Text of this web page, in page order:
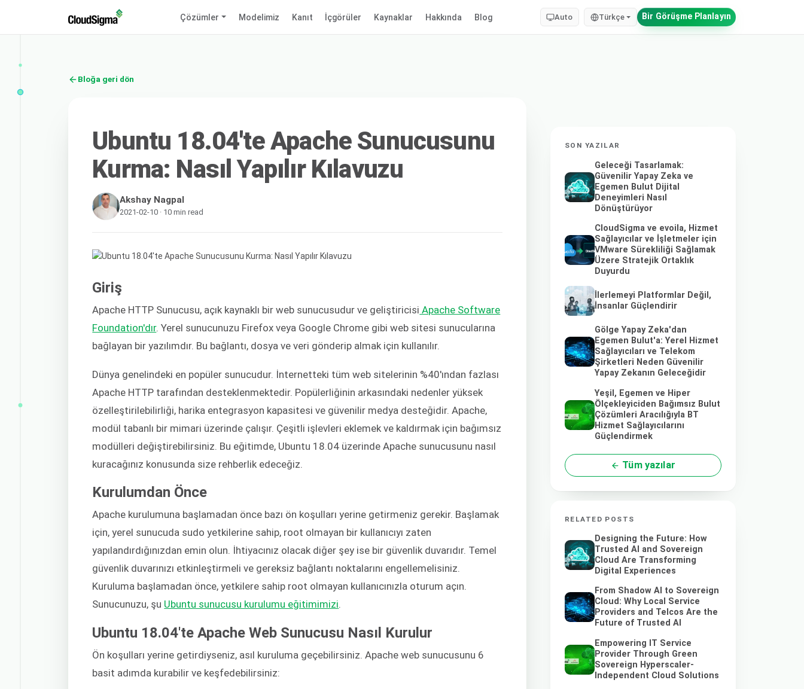
Çözümler Modelimiz Kanıt İçgörüler Kaynaklar Hakkında Blog Auto Türkçe Bir Görüşme Planlayın
Bloğa geri dön
Ubuntu 18.04'te Apache Sunucusunu
Kurma: Nasıl Yapılır Kılavuzu
Akshay Nagpal
2021-02-10 · 10 min read
Giriş
Apache HTTP Sunucusu, açık kaynaklı bir web sunucusudur ve geliştiricisi Apache Software
Foundation'dır. Yerel sunucunuzu Firefox veya Google Chrome gibi web sitesi sunucularına
bağlayan bir yazılımdır. Bu bağlantı, dosya ve veri gönderip almak için kullanılır.
Dünya genelindeki en popüler sunucudur. İnternetteki tüm web sitelerinin %40'ından fazlası
Apache HTTP tarafından desteklenmektedir. Popülerliğinin arkasındaki nedenler yüksek
özelleştirilebilirliği, harika entegrasyon kapasitesi ve güvenilir medya desteğidir. Apache,
modül tabanlı bir mimari üzerinde çalışır. Çeşitli işlevleri eklemek ve kaldırmak için bağımsız
modülleri değiştirebilirsiniz. Bu eğitimde, Ubuntu 18.04 üzerinde Apache sunucusunu nasıl
kuracağınız konusunda size rehberlik edeceğiz.
Kurulumdan Önce
Apache kurulumuna başlamadan önce bazı ön koşulları yerine getirmeniz gerekir. Başlamak
için, yerel sunucuda sudo yetkilerine sahip, root olmayan bir kullanıcıyı zaten
yapılandırdığınızdan emin olun. İhtiyacınız olacak diğer şey ise bir güvenlik duvarıdır. Temel
güvenlik duvarınızı etkinleştirmeli ve gereksiz bağlantı noktalarını engellemelisiniz.
Kuruluma başlamadan önce, yetkilere sahip root olmayan kullanıcınızla oturum açın.
Sunucunuzu, şu Ubuntu sunucusu kurulumu eğitimimizi.
Ubuntu 18.04'te Apache Web Sunucusu Nasıl Kurulur
Ön koşulları yerine getirdiyseniz, asıl kuruluma geçebilirsiniz. Apache web sunucusunu 6
basit adımda kurabilir ve keşfedebilirsiniz:
SON YAZILAR
Geleceği Tasarlamak:
Güvenilir Yapay Zeka ve
Egemen Bulut Dijital
Deneyimleri Nasıl
Dönüştürüyor
CloudSigma ve evoila, Hizmet
Sağlayıcılar ve İşletmeler için
VMware Sürekliliği Sağlamak
Üzere Stratejik Ortaklık
Duyurdu
İlerlemeyi Platformlar Değil,
İnsanlar Güçlendirir
Gölge Yapay Zeka'dan
Egemen Bulut'a: Yerel Hizmet
Sağlayıcıları ve Telekom
Şirketleri Neden Güvenilir
Yapay Zekanın Geleceğidir
Yeşil, Egemen ve Hiper
Ölçekleyiciden Bağımsız Bulut
Çözümleri Aracılığıyla BT
Hizmet Sağlayıcılarını
Güçlendirmek
Tüm yazılar
RELATED POSTS
Designing the Future: How
Trusted AI and Sovereign
Cloud Are Transforming
Digital Experiences
From Shadow AI to Sovereign
Cloud: Why Local Service
Providers and Telcos Are the
Future of Trusted AI
Empowering IT Service
Provider Through Green
Sovereign Hyperscaler-
Independent Cloud Solutions